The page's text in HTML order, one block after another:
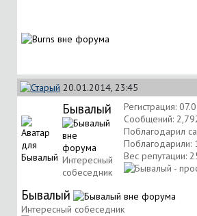
20.01.2014, 23:45
Бывалый
Интересный
собеседник
Регистрация:
Сообщений:
Поблагодарил
Поблагодарили:
Вес репутации:
Бывалый
Интересный собеседник